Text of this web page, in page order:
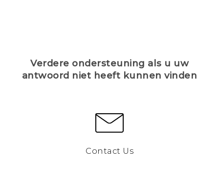
Verdere ondersteuning als u uw
antwoord niet heeft kunnen vinden
Contact Us